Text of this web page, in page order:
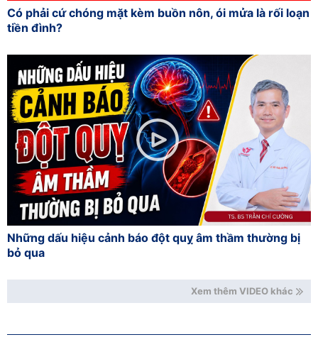
Có phải cứ chóng mặt kèm buồn nôn, ói mửa là rối loạn
tiền đình?
Những dấu hiệu cảnh báo đột quỵ âm thầm thường bị
bỏ qua
Xem thêm VIDEO khác